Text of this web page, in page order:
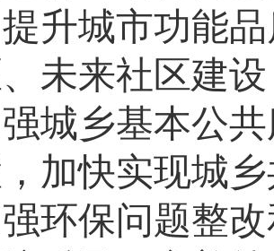
升城市功能
未来社区建
城乡基本公
加快实现城
环保问题整